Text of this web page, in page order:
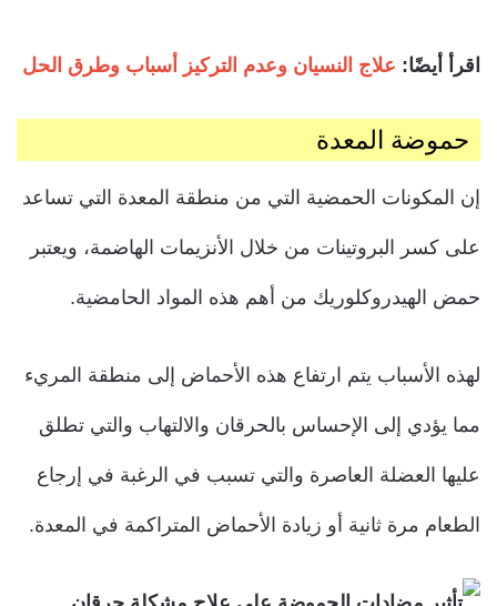
اقرأ أيضًا: علاج النسيان وعدم التركيز أسباب وطرق الحل
حموضة المعدة
إن المكونات الحمضية التي من منطقة المعدة التي تساعد
على كسر البروتينات من خلال الأنزيمات الهاضمة، ويعتبر
حمض الهيدروكلوريك من أهم هذه المواد الحامضية.
لهذه الأسباب يتم ارتفاع هذه الأحماض إلى منطقة المريء
مما يؤدي إلى الإحساس بالحرقان والالتهاب والتي تطلق
عليها العضلة العاصرة والتي تسبب في الرغبة في إرجاع
الطعام مرة ثانية أو زيادة الأحماض المتراكمة في المعدة.